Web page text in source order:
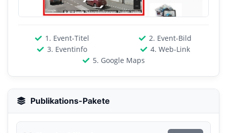
1. Event-Titel
2. Event-Bild
3. Eventinfo
4. Web-Link
5. Google Maps
Publikations-Pakete